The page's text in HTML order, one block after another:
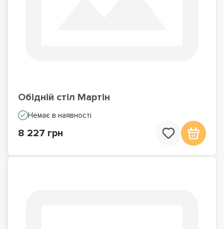
Обідній стіл Мартін
Немає в наявності
8 227 грн